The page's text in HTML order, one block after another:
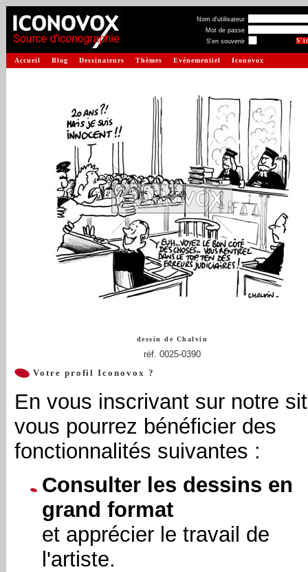
Nom d'utilisateur
Mot de passe
S'en souvenir
Accueil Blog Dessinateurs Thèmes Evénementiel Iconovox
dessin de Chalvin
réf. 0025-0390
Votre profil Iconovox ?
En vous inscrivant sur notre
vous pourrez bénéficier des
fonctionnalités suivantes :
Consulter les dessins en
grand format
et apprécier le travail de
l'artiste.